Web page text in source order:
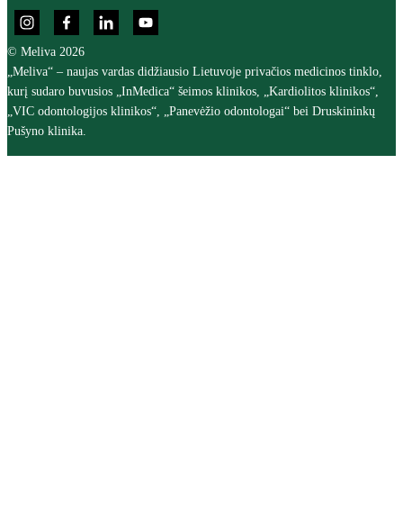
© Meliva 2026
„Meliva“ – naujas vardas didžiausio Lietuvoje privačios medicinos tinklo,
kurį sudaro buvusios „InMedica“ šeimos klinikos, „Kardiolitos klinikos“,
„VIC odontologijos klinikos“, „Panevėžio odontologai“ bei Druskininkų
Pušyno klinika.